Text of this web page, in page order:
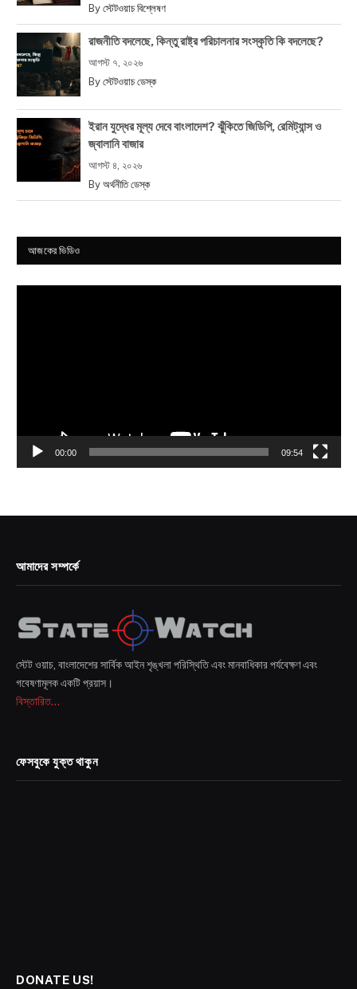
By স্টেটওয়াচ বিশ্লেষণ
রাজনীতি বদলেছে, কিন্তু রাষ্ট্র পরিচালনার সংস্কৃতি কি বদলেছে?
আগস্ট ৭, ২০২৬
By স্টেটওয়াচ ডেস্ক
ইরান যুদ্ধের মূল্য দেবে বাংলাদেশ? ঝুঁকিতে জিডিপি, রেমিট্যান্স ও
জ্বালানি বাজার
আগস্ট ৪, ২০২৬
By অর্থনীতি ডেস্ক
আজকের ভিডিও
00:00 09:54
আমাদের সম্পর্কে
স্টেট ওয়াচ, বাংলাদেশের সার্বিক আইন শৃঙ্খলা পরিস্থিতি এবং মানবাধিকার পর্যবেক্ষণ এবং
গবেষণামূলক একটি প্রয়াস।
বিস্তারিত...
ফেসবুকে যুক্ত থাকুন
DONATE US!